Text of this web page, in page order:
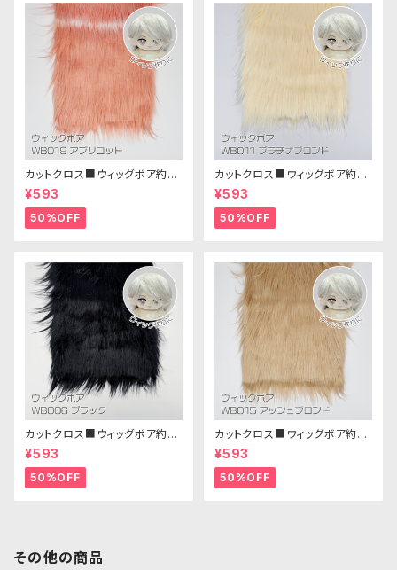
カットクロス■ウィッグボア約8c
m(アプリコット)WB019 ボア生
地 25cm × 45cm
¥593
50%OFF
カットクロス■ウィッグボア約8c
m(プラチナブロンド)WB011 ボ
ア生地 25cm × 45cm
¥593
50%OFF
カットクロス■ウィッグボア約8c
m(ブラック)WB006ボア生地 2
5cm × 45cm
¥593
50%OFF
カットクロス■ウィッグボア約8c
m(アッシュブロンド)WB015 ボ
ア生地 25cm × 45cm
¥593
50%OFF
その他の商品